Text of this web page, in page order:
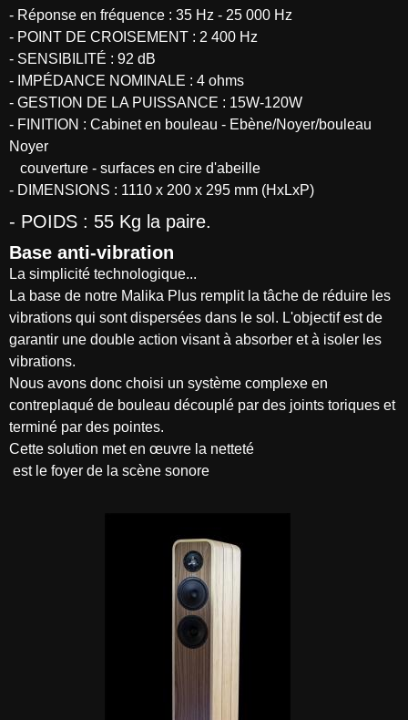
- Réponse en fréquence : 35 Hz - 25 000 Hz
- POINT DE CROISEMENT : 2 400 Hz
- SENSIBILITÉ : 92 dB
- IMPÉDANCE NOMINALE : 4 ohms
- GESTION DE LA PUISSANCE : 15W-120W
- FINITION : Cabinet en bouleau - Ebène/Noyer/bouleau
Noyer
couverture - surfaces en cire d'abeille
- DIMENSIONS : 1110 x 200 x 295 mm (HxLxP)
- POIDS : 55 Kg la paire.
Base anti-vibration
La simplicité technologique...
La base de notre Malika Plus remplit la tâche de réduire les
vibrations qui sont dispersées dans le sol. L'objectif est de
garantir une double action visant à absorber et à isoler les
vibrations.
Nous avons donc choisi un système complexe en
contreplaqué de bouleau découplé par des joints toriques et
terminé par des pointes.
Cette solution met en œuvre la netteté
est le foyer de la scène sonore